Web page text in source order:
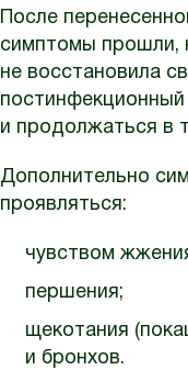
После
симптомы прошли,
не восстановила
и продолжаться в
Дополнительно
проявляться:
чувством
першения;
щекотания
и бронхов.